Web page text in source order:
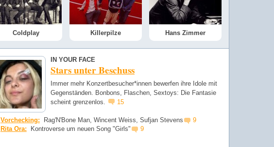
Coldplay Killerpilze Hans Zimmer
IN YOUR FACE
Stars unter Beschuss
Immer mehr Konzertbesucher*innen bewerfen ihre Idole mit
Gegenständen. Bonbons, Flaschen, Sextoys: Die Fantasie
scheint grenzenlos.
15
Vorchecking: Rag'N'Bone Man, Wincent Weiss, Sufjan Stevens
9
Rita Ora:
Kontroverse um neuen Song "Girls" 9